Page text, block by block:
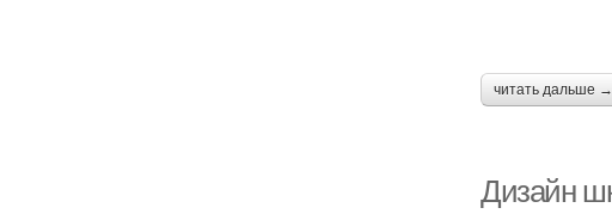
читать дальше →
Дизайн